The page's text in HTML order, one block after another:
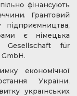
фінансують
Грантовий
є німецька
Gesellschaft für
економічної
України,
українських